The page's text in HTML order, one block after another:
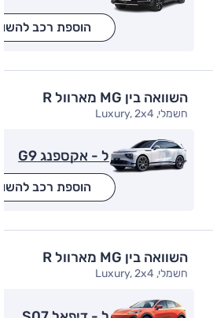
הוספת רכב
השוואה בין MG מארוול R
חשמלי, Luxury, 2x4
ל - אקספנג G9
הוספת רכב
השוואה בין MG מארוול R
חשמלי, Luxury, 2x4